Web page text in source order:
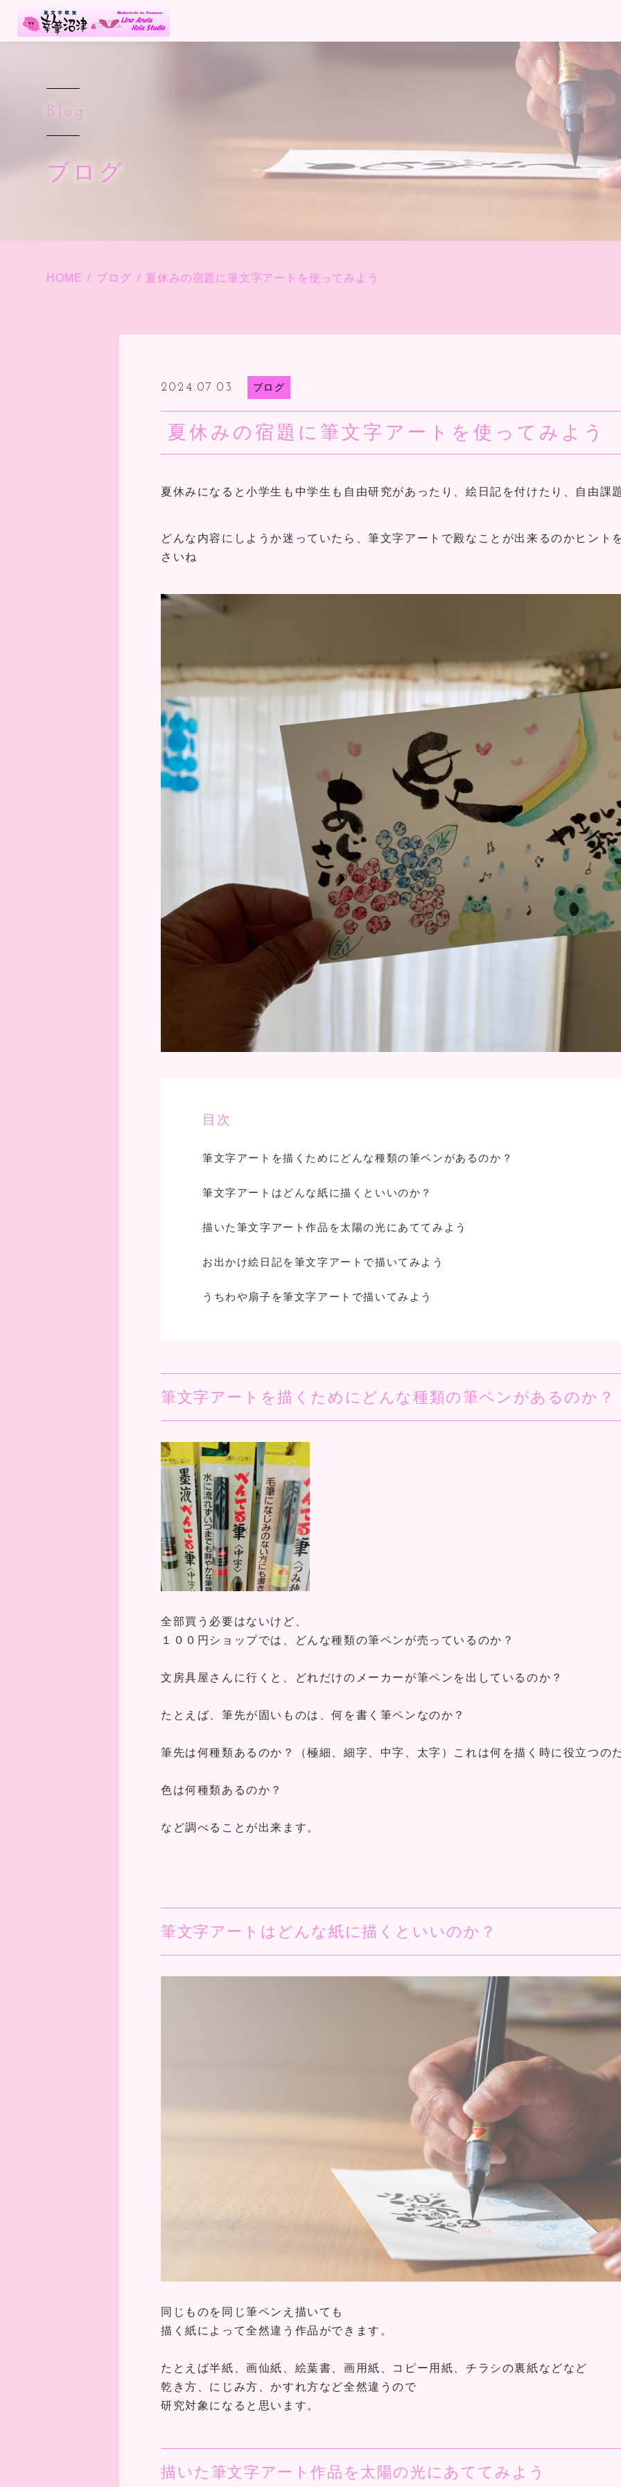
Blog
ブログ
HOME ブログ 夏休みの宿題に筆文字アートを使ってみよう
2024.07.03 ブログ
夏休みの宿題に筆文字アートを使ってみよう
夏休みになると小学生も中学生も自由研究があったり、絵日記を付けたり、自由課
どんな内容にしようか迷っていたら、筆文字アートで殿なことが出来るのかヒント
さいね
目次
筆文字アートを描くためにどんな種類の筆ペンがあるのか？
筆文字アートはどんな紙に描くといいのか？
描いた筆文字アート作品を太陽の光にあててみよう
お出かけ絵日記を筆文字アートで描いてみよう
うちわや扇子を筆文字アートで描いてみよう
筆文字アートを描くためにどんな種類の筆ペンがあるのか？
全部買う必要はないけど、
１００円ショップでは、どんな種類の筆ペンが売っているのか？
文房具屋さんに行くと、どれだけのメーカーが筆ペンを出しているのか？
たとえば、筆先が固いものは、何を書く筆ペンなのか？
筆先は何種類あるのか？（極細、細字、中字、太字）これは何を描く時に役立つの
色は何種類あるのか？
など調べることが出来ます。
筆文字アートはどんな紙に描くといいのか？
同じものを同じ筆ペンえ描いても
描く紙によって全然違う作品ができます。
たとえば半紙、画仙紙、絵葉書、画用紙、コピー用紙、チラシの裏紙などなど
乾き方、にじみ方、かすれ方など全然違うので
研究対象になると思います。
描いた筆文字アート作品を太陽の光にあててみよう